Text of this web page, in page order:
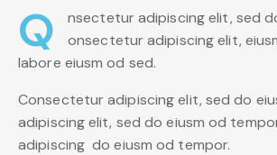
Q
nsectetur adipiscing elit, sed
onsectetur adipiscing elit,
labore eiusm od sed.
Consectetur adipiscing elit, sed do
adipiscing elit, sed do eiusm od
adipiscing do eiusm od tempor.